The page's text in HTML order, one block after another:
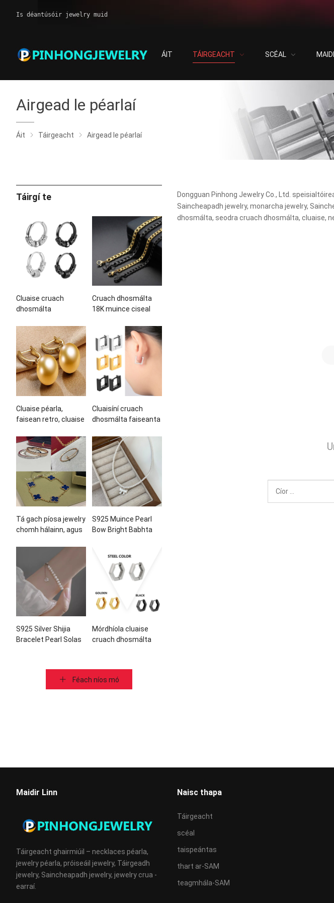
Is déantúsóir jewelry muid
ÁIT TÁIRGEACHT SCÉAL
Airgead le péarlaí
Áit Táirgeacht Airgead le péarlaí
Dongguan Pinhong Jewelry Co., Ltd.
Saincheapadh jewelry, monarcha jewelry,
dhosmálta, seodra cruach dhosmálta, cluaise,
Táirgí te
Cluaise cruach
dhosmálta
faisin saincheaptha
mórdhíola
saincheaptha
Cruach dhosmálta
18K muince ciseal
do mhuinín treocht
faisin na mban
Cluaise péarla,
faisean retro, cluaise
cluaise
Cluaisíní cruach
dhosmálta faiseanta
gabhálais chluas
Tá gach píosa jewelry
chomh hálainn, agus
píosaí jewelry seo!
S925 Muince Pearl
Bow Bright Babhta
S925 Silver Shijia
Bracelet Pearl Solas
Mórdhíola cluaise
cruach dhosmálta
Féach níos mó
Maidir Linn
Táirgeacht ghairmiúil – necklaces péarla,
jewelry péarla, próiseáil jewelry, Táirgeadh
jewelry, Saincheapadh jewelry, jewelry crua -
earraí.
Naisc thapa
Táirgeacht
scéal
taispeántas
thart ar-SAM
teagmhála-SAM